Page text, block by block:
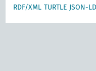
RDF/XML TURTLE JSON-LD